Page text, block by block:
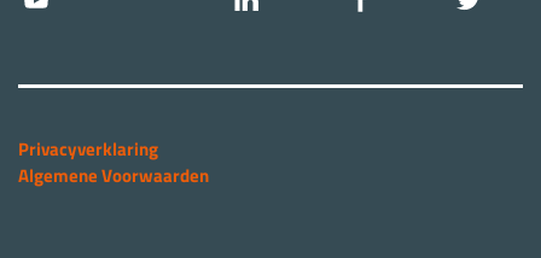
Privacyverklaring
Algemene Voorwaarden